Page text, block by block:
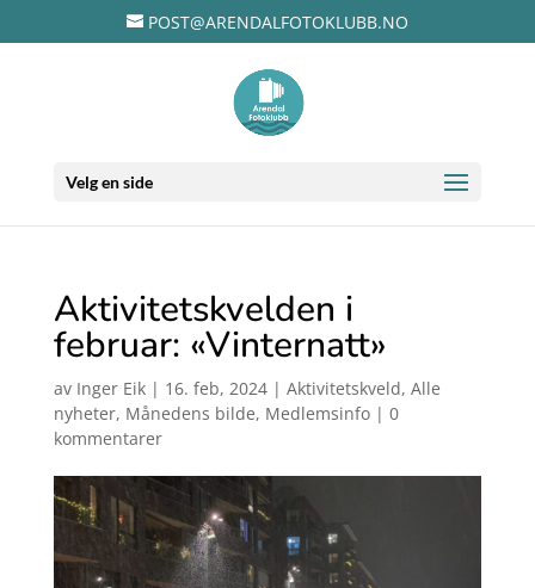
POST@ARENDALFOTOKLUBB.NO
Velg en side
Aktivitetskvelden i
februar: «Vinternatt»
av Inger Eik| 16. feb, 2024| Aktivitetskveld, Alle
nyheter, Månedens bilde, Medlemsinfo| 0
kommentarer